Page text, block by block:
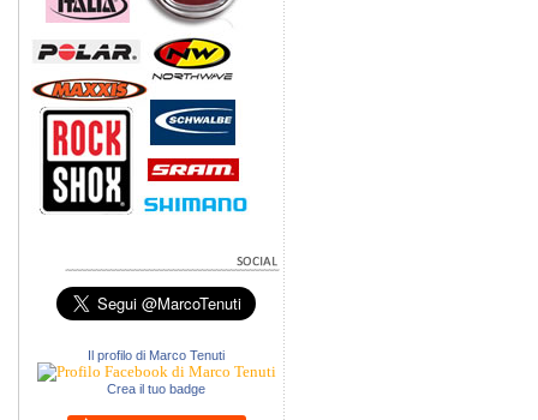
Il profilo di Marco Tenuti
Crea il tuo badge